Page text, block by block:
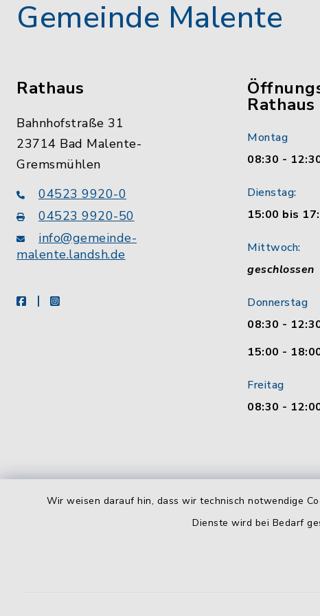
Wir weisen darauf hin, dass wir technisch notwendige
Dienste wird bei Bedarf
Gemeinde Malente
Rathaus
Bahnhofstraße 31
23714 Bad Malente-
Gremsmühlen
04523 9920-0
04523 9920-50
info@gemeinde-
malente.landsh.de
facebookinstagram
Rathaus
Montag
08:30 -
Dienstag:
15:00 bis
Mittwoch:
geschlossen
Donnerstag
08:30 -
15:00 -
Freitag
08:30 -